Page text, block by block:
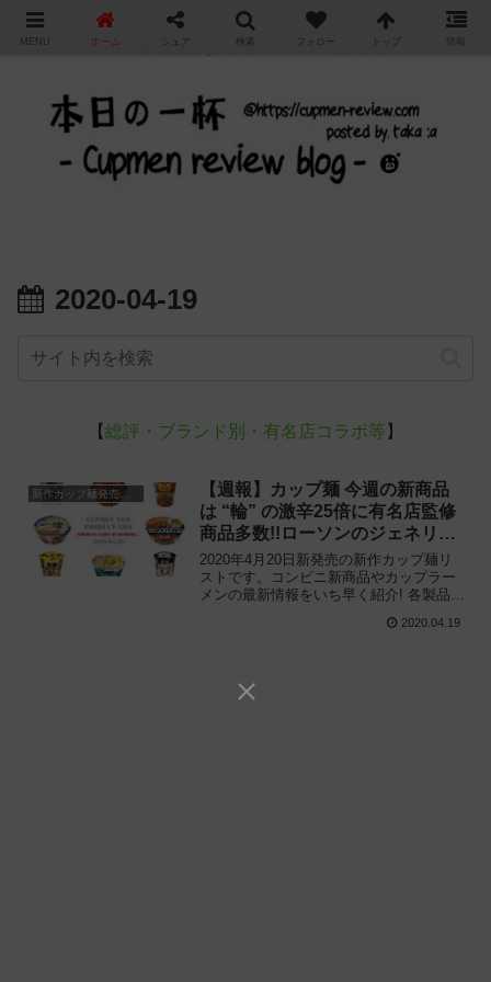
カップ麺の新商品をレビュー / アレンジするブログ
2020-04-19
【総評・ブランド別・有名店コラボ等 】
新作カップ麺発売予定
【週報】カップ麺 今週の新商品
は “輪” の激辛25倍に有名店監修
商品多数!!ローソンのジェネリッ
ク二郎も五代目に進化
2020年4月20日新発売の新作カップ麺リ
ストです。コンビニ新商品やカップラー
メンの最新情報をいち早く紹介! 各製品の
の新作情報もありますので、カップ麺の
2020.04.19
MENU ホーム シェア 検索 フォロー トップ 情報